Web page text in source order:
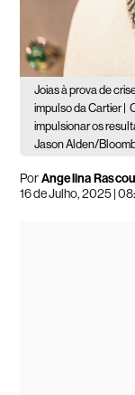
Joias à prova de
impulso da Cartier |
impulsionar os
Jason Alden/
PorAngelina
16 de Julho, 2025 |